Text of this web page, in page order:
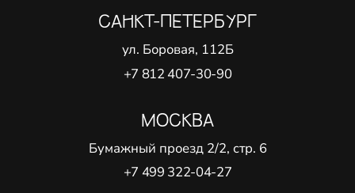
САНКТ-ПЕТЕРБУРГ
ул. Боровая, 112Б
+7 812 407-30-90
МОСКВА
Бумажный проезд 2/2, стр. 6
+7 499 322-04-27